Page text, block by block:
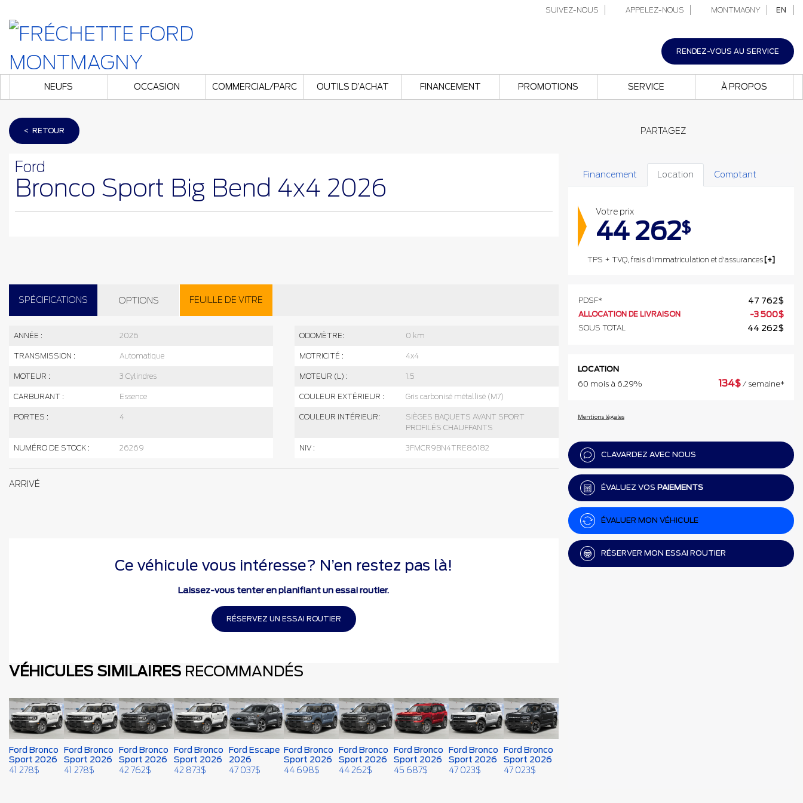
SUIVEZ-NOUS APPELEZ-NOUS MONTMAGNY EN
RENDEZ-VOUS AU SERVICE
NEUFS OCCASION COMMERCIAL/PARC OUTILS D’ACHAT FINANCEMENT PROMOTIONS SERVICE À PROPOS
< RETOUR PARTAGEZ
Ford
Bronco Sport Big Bend 4x4 2026
SPÉCIFICATIONS OPTIONS FEUILLE DE VITRE
ANNÉE : 2026 ODOMÈTRE: 0 km
TRANSMISSION : Automatique MOTRICITÉ : 4x4
MOTEUR : 3 Cylindres MOTEUR (L) : 1.5
CARBURANT : Essence COULEUR EXTÉRIEUR : Gris carbonisé métallisé (M7)
PORTES : 4 COULEUR INTÉRIEUR:
SIÈGES BAQUETS AVANT SPORT
PROFILÉS CHAUFFANTS
NUMÉRO DE STOCK : 26269 NIV : 3FMCR9BN4TRE86182
ARRIVÉ
Ce véhicule vous intéresse? N’en restez pas là!
Laissez-vous tenter en planifiant un essai routier.
RÉSERVEZ UN ESSAI ROUTIER
VÉHICULES SIMILAIRES RECOMMANDÉS
Ford Bronco
Sport 2026
41 278$
Ford Bronco
Sport 2026
41 278$
Ford Bronco
Sport 2026
42 762$
Ford Bronco
Sport 2026
42 873$
Ford Escape
2026
47 037$
Ford Bronco
Sport 2026
44 698$
Ford Bronco
Sport 2026
44 262$
Ford Bronco
Sport 2026
45 687$
Ford Bronco
Sport 2026
47 023$
Ford Bronco
Sport 2026
47 023$
Financement Location Comptant
Votre prix
44 262$
TPS + TVQ, frais d'immatriculation et d'assurances non inclus.
PDSF* 47 762$
ALLOCATION DE LIVRAISON -3 500$
SOUS TOTAL 44 262$
LOCATION
60 mois à 6.29%
134$ / semaine*
Mentions légales
CLAVARDEZ AVEC NOUS
ÉVALUEZ VOS PAIEMENTS
ÉVALUER MON VÉHICULE
RÉSERVER MON ESSAI ROUTIER